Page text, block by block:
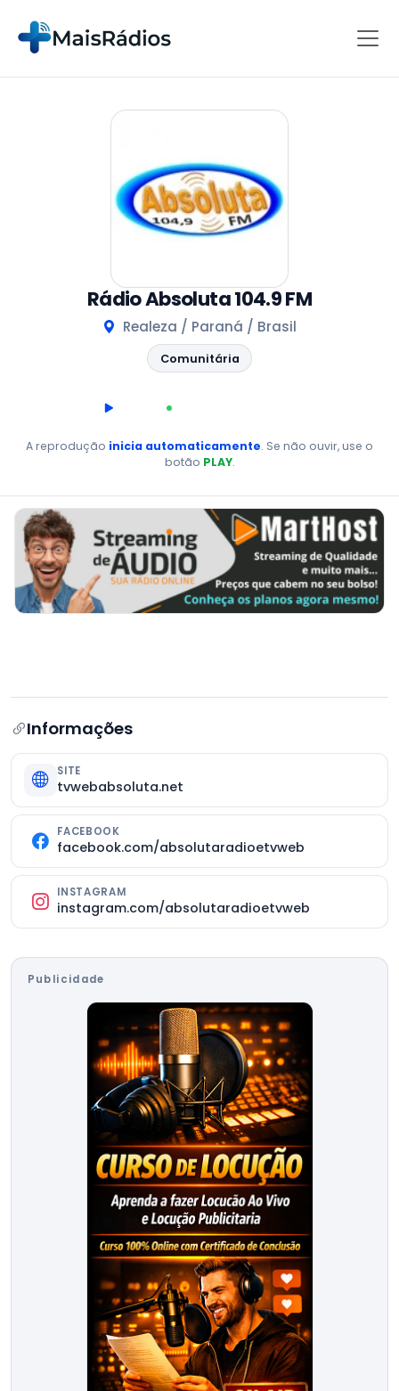
Rádio Absoluta 104.9 FM
Realeza / Paraná / Brasil
Comunitária
AO VIVO
A reprodução inicia automaticamente. Se não ouvir, use o
botão PLAY.
Informações
SITE
tvwebabsoluta.net
FACEBOOK
facebook.com/absolutaradioetvweb
INSTAGRAM
instagram.com/absolutaradioetvweb
Publicidade